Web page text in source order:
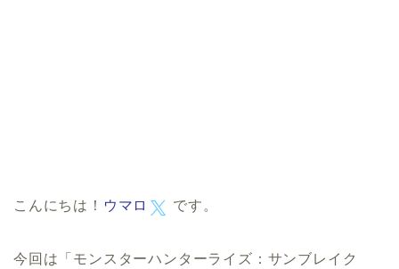
こんにちは！ ウマロ です。
今回は「モンスターハンターライズ：サンブレイク